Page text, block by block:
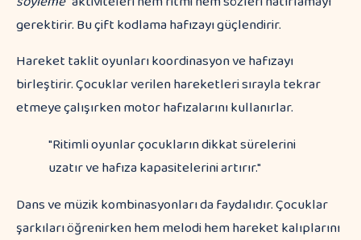
gerektirir. Bu çift kodlama hafızayı güçlendirir.
Hareket taklit oyunları koordinasyon ve hafızayı
birleştirir. Çocuklar verilen hareketleri sırayla tekrar
etmeye çalışırken motor hafızalarını kullanırlar.
"Ritimli oyunlar çocukların dikkat sürelerini
uzatır ve hafıza kapasitelerini artırır."
Dans ve müzik kombinasyonları da faydalıdır. Çocuklar
şarkıları öğrenirken hem melodi hem hareket kalıplarını